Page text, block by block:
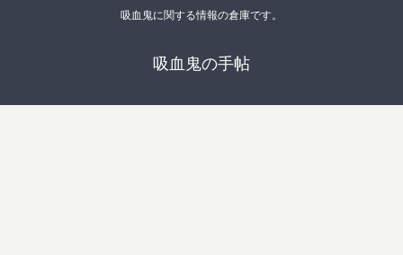
吸血鬼に関する情報の倉庫です。
吸血鬼の手帖